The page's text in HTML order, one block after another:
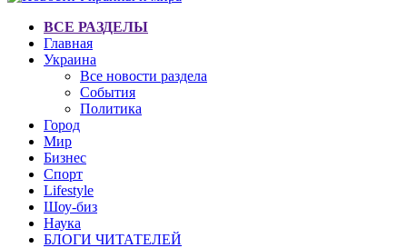
ВСЕ РАЗДЕЛЫ
Главная
Украина
Все новости раздела
События
Политика
Город
Мир
Бизнес
Спорт
Lifestyle
Шоу-биз
Наука
БЛОГИ ЧИТАТЕЛЕЙ